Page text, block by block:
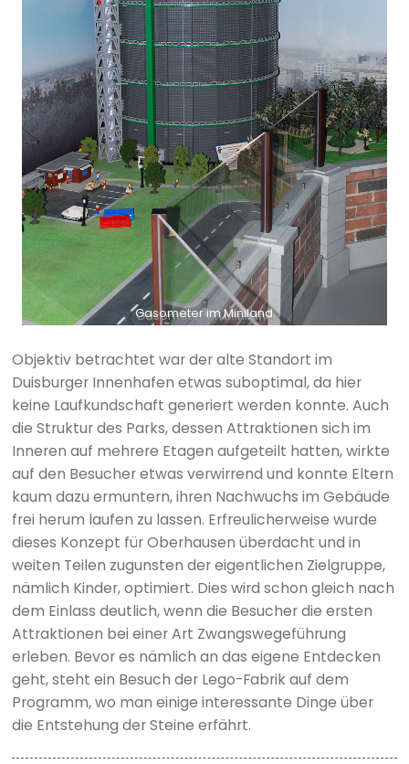
Gasometer im Miniland
Objektiv betrachtet war der alte Standort im
Duisburger Innenhafen etwas suboptimal, da hier
keine Laufkundschaft generiert werden konnte. Auch
die Struktur des Parks, dessen Attraktionen sich im
Inneren auf mehrere Etagen aufgeteilt hatten, wirkte
auf den Besucher etwas verwirrend und konnte Eltern
kaum dazu ermuntern, ihren Nachwuchs im Gebäude
frei herum laufen zu lassen. Erfreulicherweise wurde
dieses Konzept für Oberhausen überdacht und in
weiten Teilen zugunsten der eigentlichen Zielgruppe,
nämlich Kinder, optimiert. Dies wird schon gleich nach
dem Einlass deutlich, wenn die Besucher die ersten
Attraktionen bei einer Art Zwangswegeführung
erleben. Bevor es nämlich an das eigene Entdecken
geht, steht ein Besuch der Lego-Fabrik auf dem
Programm, wo man einige interessante Dinge über
die Entstehung der Steine erfährt.